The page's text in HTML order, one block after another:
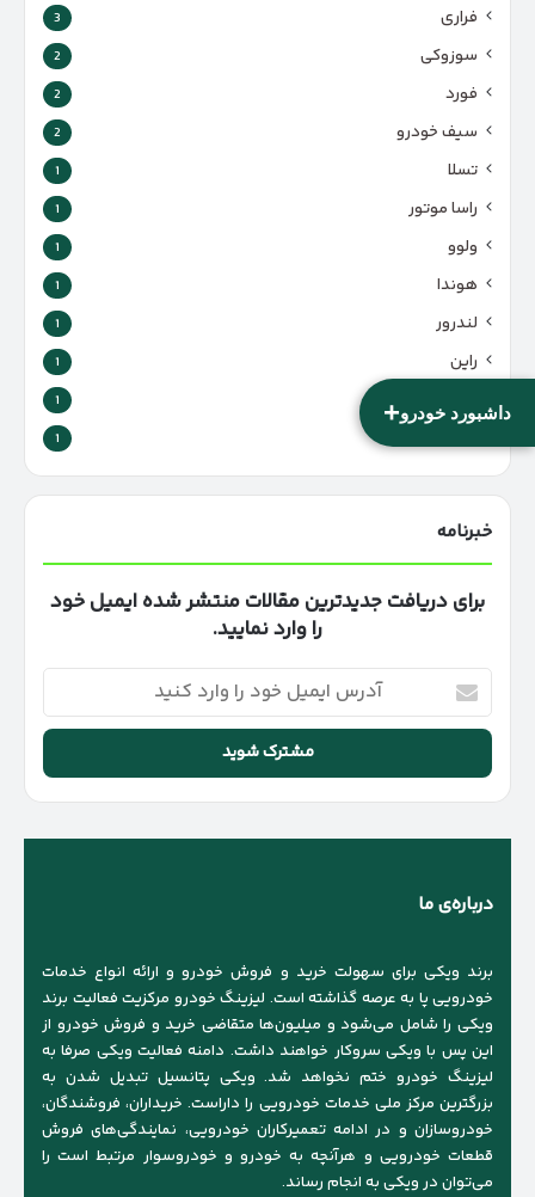
+داشبورد خودرو
فراری 3
سوزوکی 2
فورد 2
سیف خودرو 2
تسلا 1
راسا موتور 1
ولوو 1
هوندا 1
لندرور 1
راین 1
1
1
خبرنامه
برای دریافت جدیدترین مقالات منتشر شده ایمیل خود
را وارد نمایید.
آدرس
ایمیل
خود
وارد
کنید
درباره‌ی ما
برند ویکی برای سهولت خرید و فروش خودرو و ارائه انواع خدمات
خودرویی پا به عرصه گذاشته است. لیزینگ خودرو مرکزیت فعالیت برند
ویکی را شامل می‌شود و میلیون‌ها متقاضی خرید و فروش خودرو از
این پس با ویکی سروکار خواهند داشت. دامنه فعالیت ویکی صرفا به
لیزینگ خودرو ختم نخواهد شد. ویکی پتانسیل تبدیل شدن به
بزرگترین مرکز ملی خدمات خودرویی را داراست. خریداران، فروشندگان،
خودروسازان و در ادامه تعمیرکاران خودرویی، نمایندگی‌های فروش
قطعات خودرویی و هرآنچه به خودرو و خودروسوار مرتبط است را
می‌توان در ویکی به انجام رساند.